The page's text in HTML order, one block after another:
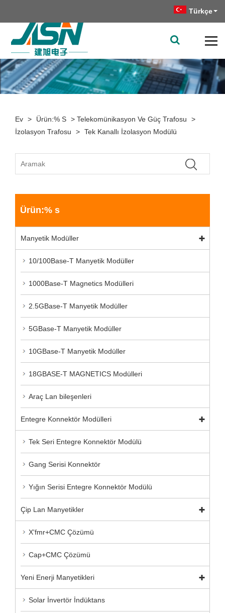
Türkçe
Ev > Ürün:% S > Telekomünikasyon Ve Güç Trafosu
>
İzolasyon Trafosu
> Tek Kanallı İzolasyon Modülü
Ürün:% s
Manyetik Modüller
10/100Base-T Manyetik Modüller
1000Base-T Magnetics Modülleri
2.5GBase-T Manyetik Modüller
5GBase-T Manyetik Modüller
10GBase-T Manyetik Modüller
18GBASE-T MAGNETICS Modülleri
Araç Lan bileşenleri
Entegre Konnektör Modülleri
Tek Seri Entegre Konnektör Modülü
Gang Serisi Konnektör
Yığın Serisi Entegre Konnektör Modülü
Çip Lan Manyetikler
X'fmr+CMC Çözümü
Cap+CMC Çözümü
Yeni Enerji Manyetikleri
Solar İnvertör İndüktans